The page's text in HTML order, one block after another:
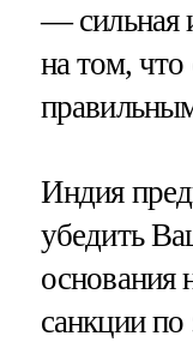
— сильная
на том, что
Индия
убедить
основания
санкции